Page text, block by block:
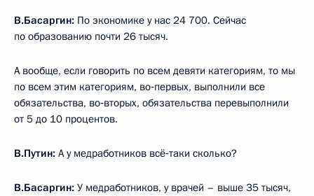
В.Басаргин: По экономике у нас 24 700. Сейчас
по образованию почти 26 тысяч.
А вообще, если говорить по всем девяти категориям, то мы
по всем этим категориям, во‑первых, выполнили все
обязательства, во‑вторых, обязательства перевыполнили
от 5 до 10 процентов.
В.Путин: А у медработников всё‑таки сколько?
В.Басаргин: У медработников, у врачей – выше 35 тысяч,